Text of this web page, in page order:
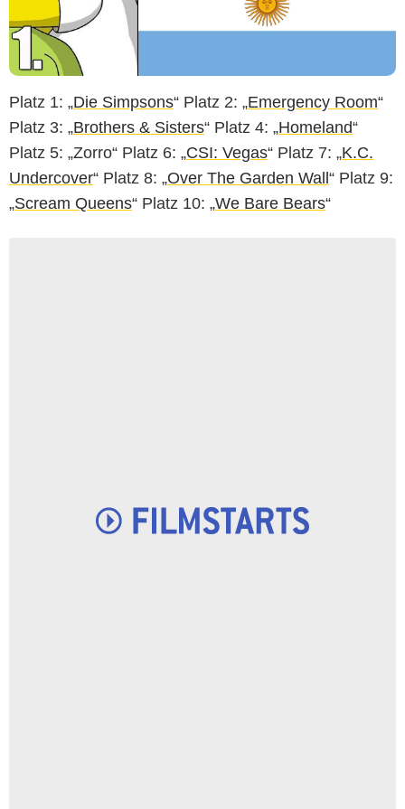
Platz 1: „Die Simpsons“ Platz 2: „Emergency Room“
Platz 3: „Brothers & Sisters“ Platz 4: „Homeland“
Platz 5: „Zorro“ Platz 6: „CSI: Vegas“ Platz 7: „K.C.
Undercover“ Platz 8: „Over The Garden Wall“ Platz 9:
„Scream Queens“ Platz 10: „We Bare Bears“